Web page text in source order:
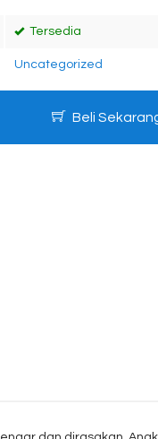
Tersedia
Uncategorized
Beli